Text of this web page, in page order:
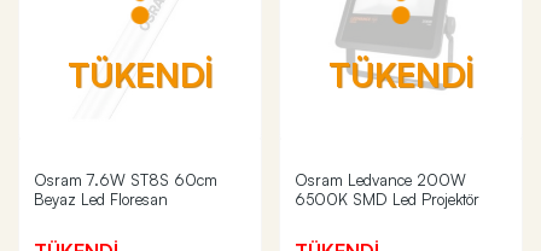
TÜKENDİ
Osram 7.6W ST8S 60cm
Beyaz Led Floresan
TÜKENDİ
Osram Ledvance 200W
6500K SMD Led Projektör